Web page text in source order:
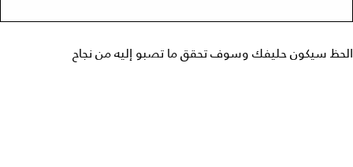
الحظ سيكون حليفك وسوف تحقق ما تصبو إليه من نجاح